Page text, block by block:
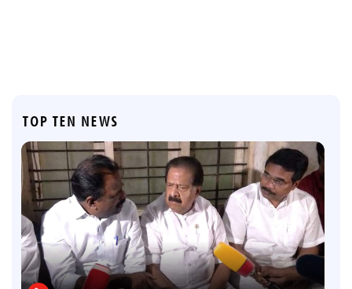
TOP TEN NEWS